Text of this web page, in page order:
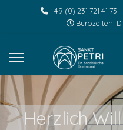
+49 (0) 231 721 41 73
Bürozeiten:
Herzlich